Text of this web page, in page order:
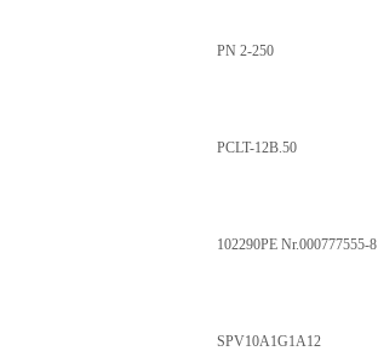
PN 2-250
PCLT-12B.50
102290PE Nr.000777555-
SPV10A1G1A12